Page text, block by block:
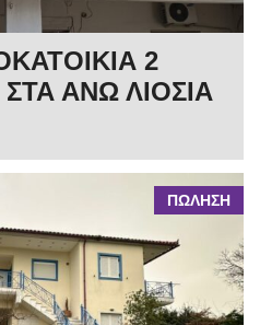
2
ΑΝΩ ΛΙΟΣΙΑ
ΠΩΛΗΣΗ